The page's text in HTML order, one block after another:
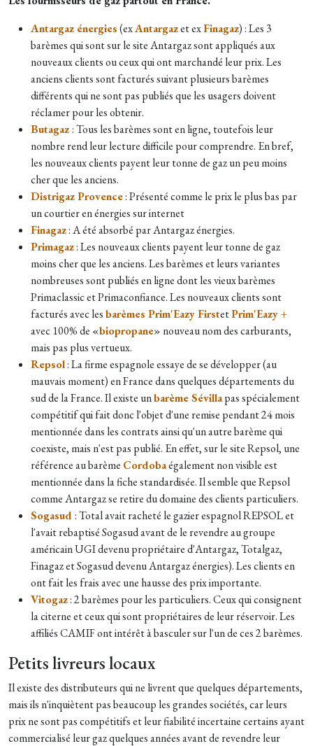
Antargaz énergies(exAntargazet exFinagaz) : Les 3
barèmes qui sont sur le site Antargaz sont appliqués aux
nouveaux clients ou ceux qui ont marchandé leur prix. Les
anciens clients sont facturés suivant plusieurs barèmes
différents qui ne sont pas publiés que les usagers doivent
réclamer pour les obtenir.
Butagaz:Tous les barèmes sont en ligne, toutefois leur
nombre rend leur lecture difficile pour comprendre. En bref,
les nouveaux clients payent leur tonne de gaz un peu moins
cher que les anciens.
Distrigaz Provence: Présenté comme le prix le plus bas par
un courtier en énergies sur internet
Finagaz: A été absorbé par Antargaz énergies.
Primagaz: Les nouveaux clients payent leur tonne de gaz
moins cher que les anciens. Les barèmes et leurs variantes
nombreuses sont publiés en ligne dont les vieux barèmes
Primaclassic et Primaconfiance. Les nouveaux clients sont
facturés avec lesbarèmes Prim'Eazy FirstetPrim'Eazy +
avec 100% de «biopropane» nouveau nom des carburants,
mais pas plus vertueux.
Repsol: La firme espagnole essaye de se développer (au
mauvais moment) en France dans quelques départements du
sud de la France. Il existe unbarème Sévillapas spécialement
compétitif qui fait donc l'objet d'une remise pendant 24 mois
mentionnée dans les contrats ainsi qu'un autre barème qui
coexiste, mais n'est pas publié. En effet, sur le site Repsol, une
référence au barème Cordobaégalement non visible est
mentionnée dans la fiche standardisée. Il semble que Repsol
comme Antargaz se retire du domaine des clients particuliers.
Sogasud: Total avait racheté le gazier espagnol REPSOL et
l'avait rebaptisé Sogasud avant de le revendre au groupe
américain UGI devenu propriétaire d'Antargaz, Totalgaz,
Finagaz et Sogasud devenu Antargaz énergies). Les clients en
ont fait les frais avec une hausse des prix importante.
Vitogaz: 2 barèmes pour les particuliers. Ceux qui consignent
la citerne et ceux qui sont propriétaires de leur réservoir. Les
affiliés CAMIF ont intérêt à basculer sur l'un de ces 2 barèmes.
Petits livreurs locaux
Il existe des distributeurs qui ne livrent que quelques départements,
mais ils n'inquiètent pas beaucoup les grandes sociétés, car leurs
prix ne sont pas compétitifs et leur fiabilité incertaine certains ayant
commercialisé leur gaz quelques années avant de revendre leur